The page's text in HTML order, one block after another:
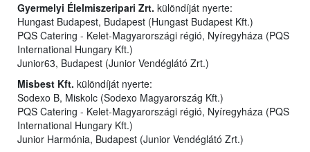
Gyermelyi Élelmiszeripari Zrt. különdíját nyerte:
Hungast Budapest, Budapest (Hungast Budapest Kft.)
PQS Catering - Kelet-Magyarországi régió, Nyíregyháza (PQS
International Hungary Kft.)
Junior63, Budapest (Junior Vendéglátó Zrt.)
Misbest Kft. különdíját nyerte:
Sodexo B, Miskolc (Sodexo Magyarország Kft.)
PQS Catering - Kelet-Magyarországi régió, Nyíregyháza (PQS
International Hungary Kft.)
Junior Harmónia, Budapest (Junior Vendéglátó Zrt.)